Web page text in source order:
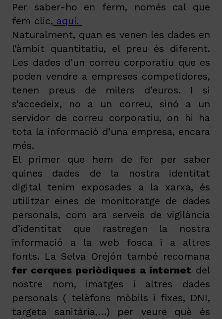
Per saber-ho en ferm, només cal que
fem clic, aquí.
Naturalment, quan es venen les dades en
l’àmbit quantitatiu, el preu és diferent.
Les dades d’un correu corporatiu que es
poden vendre a empreses competidores,
tenen preus de milers d’euros. I si
s’accedeix, no a un correu, sinó a un
servidor de correu corporatiu, on hi ha
tota la informació d’una empresa, encara
més.
El primer que hem de fer per saber
quines dades de la nostra identitat
digital tenim exposades a la xarxa, és
utilitzar eines de monitoratge de dades
personals, com ara serveis de vigilància
d’identitat que rastregen la nostra
informació a la web fosca i a altres
fonts. La Selva Orejón també recomana
fer cerques periòdiques a internet del
nostre nom, imatges i altres dades
personals ( telèfons mòbils i fixes, DNI,
targeta sanitària,…) per veure què és